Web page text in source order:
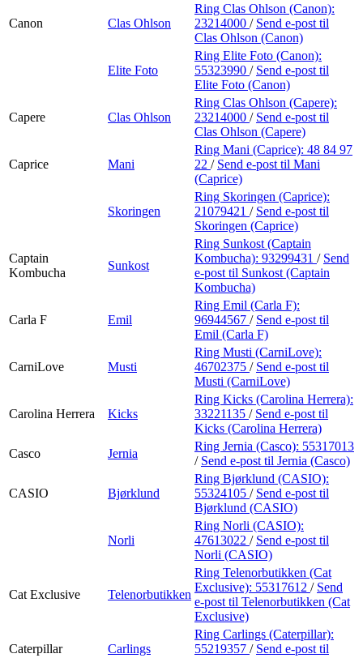
Canon Clas Ohlson
Ring Clas Ohlson (Canon):
23214000 / Send e-post til
Clas Ohlson (Canon)
Elite Foto
Ring Elite Foto (Canon):
55323990 / Send e-post til
Elite Foto (Canon)
Capere Clas Ohlson
Ring Clas Ohlson (Capere):
23214000 / Send e-post til
Clas Ohlson (Capere)
Caprice Mani
Ring Mani (Caprice): 48 84 97
22 / Send e-post til Mani
(Caprice)
Skoringen
Ring Skoringen (Caprice):
21079421 / Send e-post til
Skoringen (Caprice)
Captain
Kombucha
Sunkost
Ring Sunkost (Captain
Kombucha): 93299431 / Send
e-post til Sunkost (Captain
Kombucha)
Carla F Emil
Ring Emil (Carla F):
96944567 / Send e-post til
Emil (Carla F)
CarniLove Musti
Ring Musti (CarniLove):
46702375 / Send e-post til
Musti (CarniLove)
Carolina Herrera Kicks
Ring Kicks (Carolina Herrera):
33221135 / Send e-post til
Kicks (Carolina Herrera)
Casco
Jernia
Ring Jernia (Casco): 55317013
/ Send e-post til Jernia (Casco)
CASIO Bjørklund
Ring Bjørklund (CASIO):
55324105 / Send e-post til
Bjørklund (CASIO)
Norli
Ring Norli (CASIO):
47613022 / Send e-post til
Norli (CASIO)
Cat Exclusive Telenorbutikken
Ring Telenorbutikken (Cat
Exclusive): 55317612 / Send
e-post til Telenorbutikken (Cat
Exclusive)
Caterpillar Carlings
Ring Carlings (Caterpillar):
55219357 / Send e-post til